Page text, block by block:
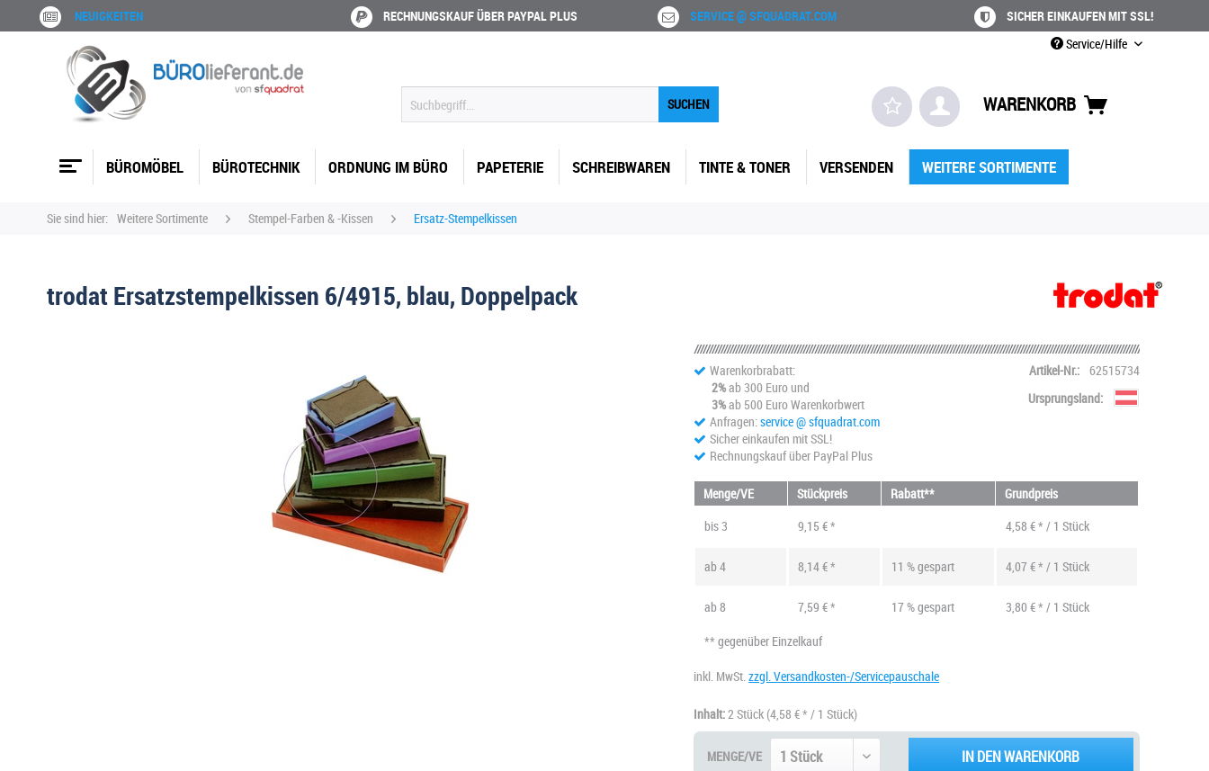
NEUIGKEITEN RECHNUNGSKAUF ÜBER PAYPAL PLUS SERVICE @ SFQUADRAT.COM
SICHER EINKAUFEN MIT SSL!
Service/Hilfe
SUCHEN WARENKORB
BÜROMÖBEL BÜROTECHNIK ORDNUNG IM BÜRO PAPETERIE SCHREIBWAREN TINTE & TONER VERSENDEN WEITERE SORTIMENTE
Sie sind hier: Weitere Sortimente Stempel-Farben & -Kissen Ersatz-Stempelkissen
trodat Ersatzstempelkissen 6/4915, blau, Doppelpack
Warenkorbrabatt:
2%ab 300 Euro und
3%ab 500 Euro Warenkorbwert
Anfragen:service @ sfquadrat.com
Sicher einkaufen mit SSL!
Rechnungskauf über PayPal Plus
Artikel-Nr.: 62515734
Ursprungsland:
Menge/VE Stückpreis Rabatt**
Grundpreis
bis 3 9,15 € * 4,58 € * / 1 Stück
ab4 8,14 € * 11 % gespart 4,07 € * / 1 Stück
ab8 7,59 € * 17 % gespart
3,80 € * / 1 Stück
** gegenüber Einzelkauf
inkl. MwSt.zzgl. Versandkosten-/Servicepauschale
Inhalt:2 Stück (4,58 € * / 1 Stück)
MENGE/VE IN DEN WARENKORB